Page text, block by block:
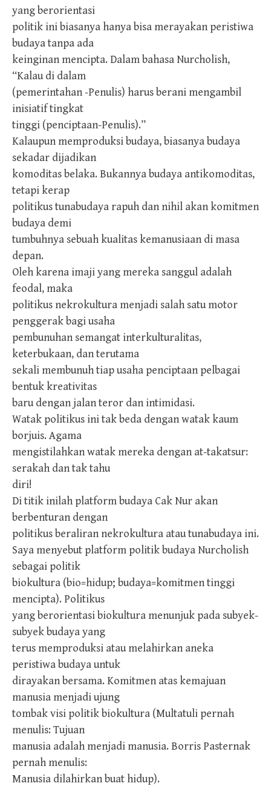
yang berorientasi
politik ini biasanya hanya bisa merayakan peristiwa
budaya tanpa ada
keinginan mencipta. Dalam bahasa Nurcholish,
“Kalau di dalam
(pemerintahan -Penulis) harus berani mengambil
inisiatif tingkat
tinggi (penciptaan-Penulis).”
Kalaupun memproduksi budaya, biasanya budaya
sekadar dijadikan
komoditas belaka. Bukannya budaya antikomoditas,
tetapi kerap
politikus tunabudaya rapuh dan nihil akan komitmen
budaya demi
tumbuhnya sebuah kualitas kemanusiaan di masa
depan.
Oleh karena imaji yang mereka sanggul adalah
feodal, maka
politikus nekrokultura menjadi salah satu motor
penggerak bagi usaha
pembunuhan semangat interkulturalitas,
keterbukaan, dan terutama
sekali membunuh tiap usaha penciptaan pelbagai
bentuk kreativitas
baru dengan jalan teror dan intimidasi.
Watak politikus ini tak beda dengan watak kaum
borjuis. Agama
mengistilahkan watak mereka dengan at-takatsur:
serakah dan tak tahu
diri!
Di titik inilah platform budaya Cak Nur akan
berbenturan dengan
politikus beraliran nekrokultura atau tunabudaya ini.
Saya menyebut platform politik budaya Nurcholish
sebagai politik
biokultura (bio=hidup; budaya=komitmen tinggi
mencipta). Politikus
yang berorientasi biokultura menunjuk pada subyek-
subyek budaya yang
terus memproduksi atau melahirkan aneka
peristiwa budaya untuk
dirayakan bersama. Komitmen atas kemajuan
manusia menjadi ujung
tombak visi politik biokultura (Multatuli pernah
menulis: Tujuan
manusia adalah menjadi manusia. Borris Pasternak
pernah menulis:
Manusia dilahirkan buat hidup).